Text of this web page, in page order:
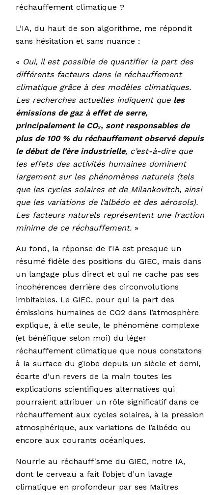
réchauffement climatique ?
L’IA, du haut de son algorithme, me répondit
sans hésitation et sans nuance :
« Oui, il est possible de quantifier la part des
différents facteurs dans le réchauffement
climatique grâce à des modèles climatiques.
Les recherches actuelles indiquent que les
émissions de gaz à effet de serre,
principalement le CO₂, sont responsables de
plus de 100 % du réchauffement observé depuis
le début de l’ère industrielle, c’est-à-dire que
les effets des activités humaines dominent
largement sur les phénomènes naturels (tels
que les cycles solaires et de Milankovitch, ainsi
que les variations de l’albédo et des aérosols).
Les facteurs naturels représentent une fraction
minime de ce réchauffement. »
Au fond, la réponse de l’IA est presque un
résumé fidèle des positions du GIEC, mais dans
un langage plus direct et qui ne cache pas ses
incohérences derrière des circonvolutions
imbitables. Le GIEC, pour qui la part des
émissions humaines de CO2 dans l’atmosphère
explique, à elle seule, le phénomène complexe
(et bénéfique selon moi) du léger
réchauffement climatique que nous constatons
à la surface du globe depuis un siècle et demi,
écarte d’un revers de la main toutes les
explications scientifiques alternatives qui
pourraient attribuer un rôle significatif dans ce
réchauffement aux cycles solaires, à la pression
atmosphérique, aux variations de l’albédo ou
encore aux courants océaniques.
Nourrie au réchauffisme du GIEC, notre IA,
dont le cerveau a fait l’objet d’un lavage
climatique en profondeur par ses Maîtres